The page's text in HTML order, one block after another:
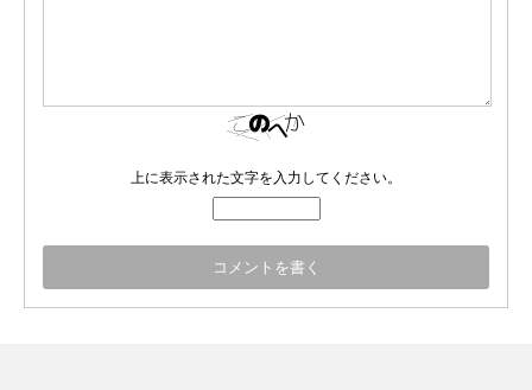
上に表示された文字を入力してください。